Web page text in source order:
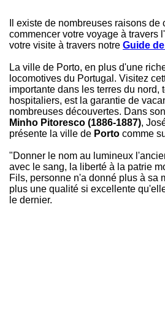
Il existe de nombreuses raisons de
commencer votre voyage à travers
votre visite à travers notre Guide
La ville de Porto, en plus d'une
locomotives du Portugal. Visitez
importante dans les terres du nord,
hospitaliers, est la garantie de
nombreuses découvertes. Dans
Minho Pitoresco (1886-1887),
présente la ville de Porto comme
"Donner le nom au lumineux
avec le sang, la liberté à la patrie
Fils, personne n'a donné plus à sa
plus une qualité si excellente
le dernier.